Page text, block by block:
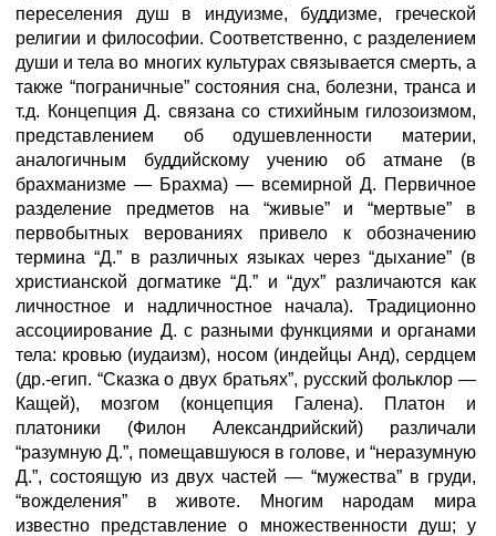
переселения душ в индуизме, буддизме, греческой
религии и философии. Соответственно, с разделением
души и тела во многих культурах связывается смерть, а
также “пограничные” состояния сна, болезни, транса и
т.д. Концепция Д. связана со стихийным гилозоизмом,
представлением об одушевленности материи,
аналогичным буддийскому учению об атмане (в
брахманизме — Брахма) — всемирной Д. Первичное
разделение предметов на “живые” и “мертвые” в
первобытных верованиях привело к обозначению
термина “Д.” в различных языках через “дыхание” (в
христианской догматике “Д.” и “дух” различаются как
личностное и надличностное начала). Традиционно
ассоциирование Д. с разными функциями и органами
тела: кровью (иудаизм), носом (индейцы Анд), сердцем
(др.-егип. “Сказка о двух братьях”, русский фольклор —
Кащей), мозгом (концепция Галена). Платон и
платоники (Филон Александрийский) различали
“разумную Д.”, помещавшуюся в голове, и “неразумную
Д.”, состоящую из двух частей — “мужества” в груди,
“вожделения” в животе. Многим народам мира
известно представление о множественности душ; у